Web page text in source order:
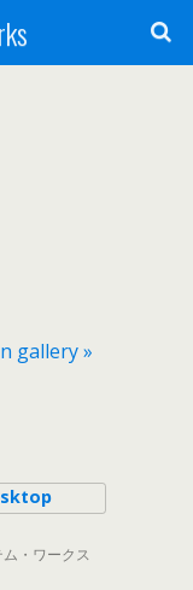
gallery »
・ワークス